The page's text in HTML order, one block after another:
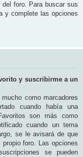
foro. Para buscar sus
y complete las opciones
y suscribirme a un
como marcadores
cuando había una
son más como
cuando un tema
se le avisará de que
foro. Las opciones
se pueden